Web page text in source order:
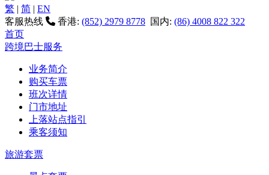
繁 | 简 | EN
客服热线
香港: (852) 2979 8778 国内: (86) 4008 822 322
首页
跨境巴士服务
业务简介
购买车票
班次详情
门市地址
上落站点指引
乘客须知
旅游套票